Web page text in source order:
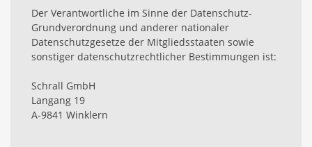
Der Verantwortliche im Sinne der Datenschutz-
Grundverordnung und anderer nationaler
Datenschutzgesetze der Mitgliedsstaaten sowie
sonstiger datenschutzrechtlicher Bestimmungen ist:
Schrall GmbH
Langang 19
A-9841 Winklern